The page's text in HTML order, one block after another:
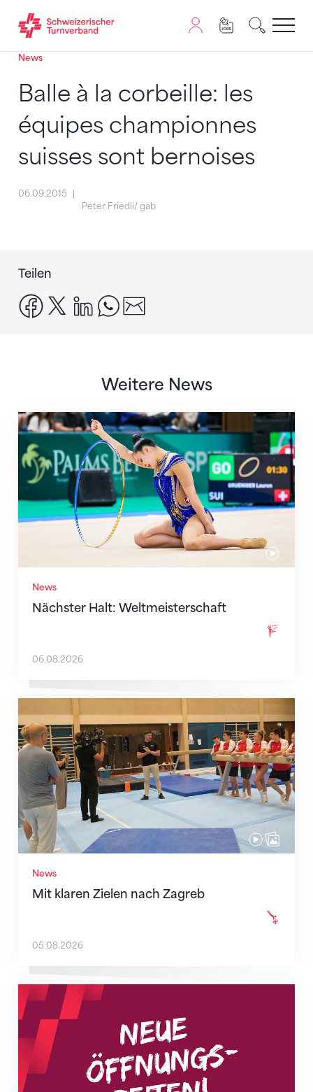
Zum Inhalt springen
Zur Sitemap navigieren
Zum Navigieren dieser Seite wird JavaScript benötigt.
News
Balle à la corbeille: les
équipes championnes
suisses sont bernoises
06.09.2015
Peter Friedli/ gab
Teilen
facebook
x linkedinwhatsapp
Weitere News
News
Nächster Halt: Weltmeisterschaft
Nächster Halt: Weltmeisterschaft
06.08.2026
News
Mit klaren Zielen nach Zagreb
Mit klaren Zielen nach Zagreb
05.08.2026
Neue Empfangszeiten ab 1. August 2026